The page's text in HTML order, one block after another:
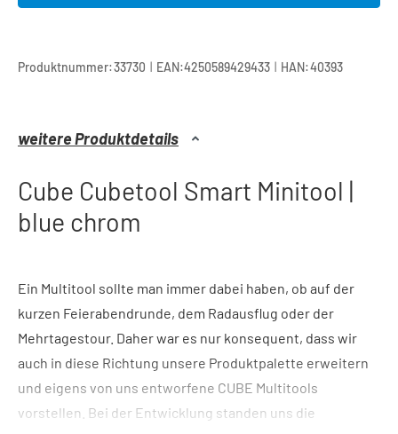
Produktnummer:33730 | EAN:4250589429433 | HAN:40393
weitere Produktdetails
Cube Cubetool Smart Minitool |
blue chrom
Ein Multitool sollte man immer dabei haben, ob auf der
kurzen Feierabendrunde, dem Radausflug oder der
Mehrtagestour. Daher war es nur konsequent, dass wir
auch in diese Richtung unsere Produktpalette erweitern
und eigens von uns entworfene CUBE Multitools
vorstellen. Bei der Entwicklung standen uns die